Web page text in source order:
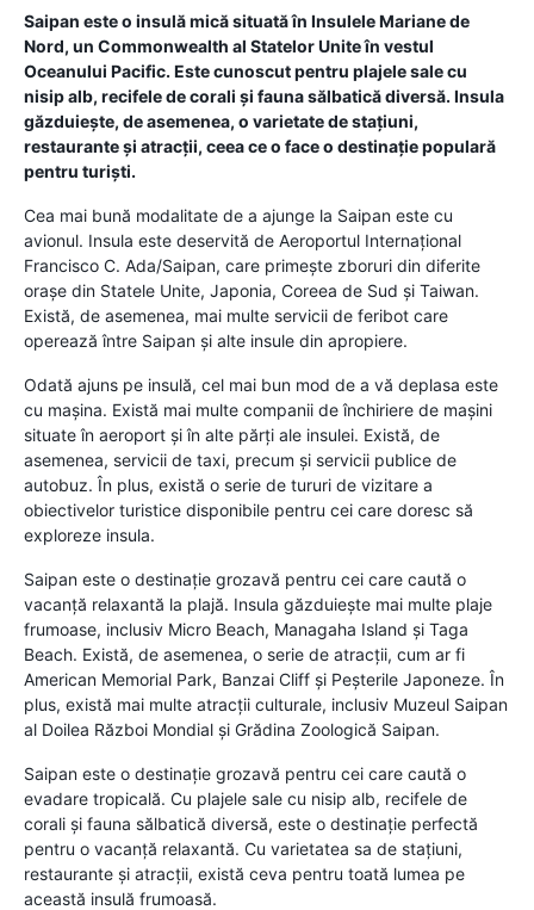
Saipan este o insulă mică situată în Insulele Mariane de
Nord, un Commonwealth al Statelor Unite în vestul
Oceanului Pacific. Este cunoscut pentru plajele sale cu
nisip alb, recifele de corali și fauna sălbatică diversă. Insula
găzduiește, de asemenea, o varietate de stațiuni,
restaurante și atracții, ceea ce o face o destinație populară
pentru turiști.
Cea mai bună modalitate de a ajunge la Saipan este cu
avionul. Insula este deservită de Aeroportul Internațional
Francisco C. Ada/Saipan, care primește zboruri din diferite
orașe din Statele Unite, Japonia, Coreea de Sud și Taiwan.
Există, de asemenea, mai multe servicii de feribot care
operează între Saipan și alte insule din apropiere.
Odată ajuns pe insulă, cel mai bun mod de a vă deplasa este
cu mașina. Există mai multe companii de închiriere de mașini
situate în aeroport și în alte părți ale insulei. Există, de
asemenea, servicii de taxi, precum și servicii publice de
autobuz. În plus, există o serie de tururi de vizitare a
obiectivelor turistice disponibile pentru cei care doresc să
exploreze insula.
Saipan este o destinație grozavă pentru cei care caută o
vacanță relaxantă la plajă. Insula găzduiește mai multe plaje
frumoase, inclusiv Micro Beach, Managaha Island și Taga
Beach. Există, de asemenea, o serie de atracții, cum ar fi
American Memorial Park, Banzai Cliff și Peșterile Japoneze. În
plus, există mai multe atracții culturale, inclusiv Muzeul Saipan
al Doilea Război Mondial și Grădina Zoologică Saipan.
Saipan este o destinație grozavă pentru cei care caută o
evadare tropicală. Cu plajele sale cu nisip alb, recifele de
corali și fauna sălbatică diversă, este o destinație perfectă
pentru o vacanță relaxantă. Cu varietatea sa de stațiuni,
restaurante și atracții, există ceva pentru toată lumea pe
această insulă frumoasă.